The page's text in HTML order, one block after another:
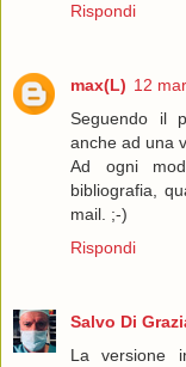
Rispondi
max(L) 12
Seguendo il
anche ad una
Ad ogni
bibliografia,
mail. ;-)
Rispondi
Salvo Di
La versione